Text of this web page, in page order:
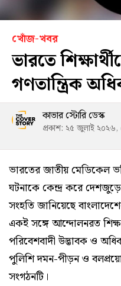
খোঁজ-খবর
ভারতে
গণতান্ত্রিক
কাভার স্টোরি ডেস্ক
প্রকাশ: ২৫ জুলাই
ভারতের জাতীয় মেডিকেল
ঘটনাকে কেন্দ্র করে
সংহতি জানিয়েছে
একই সঙ্গে আন্দোলনরত
পরিবেশবাদী উদ্ভাবক ও
পুলিশি দমন-পীড়ন ও
সংগঠনটি।